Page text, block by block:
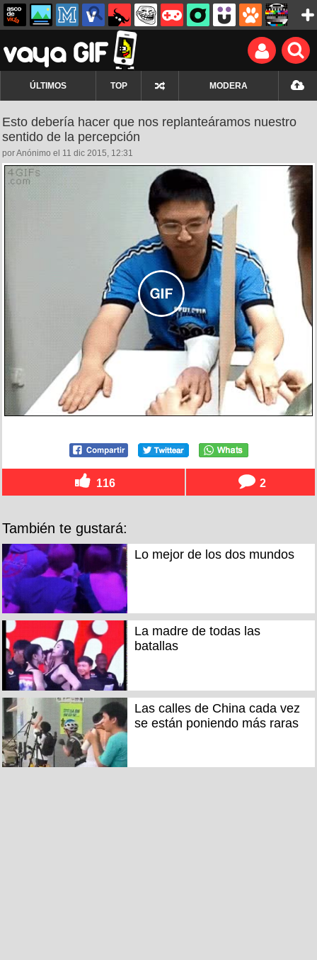
ÚLTIMOS TOP MODERA
Esto debería hacer que nos replanteáramos nuestro
sentido de la percepción
por Anónimo el 11 dic 2015, 12:31
116 2
También te gustará:
Lo mejor de los dos mundos
La madre de todas las
batallas
Las calles de China cada vez
se están poniendo más raras